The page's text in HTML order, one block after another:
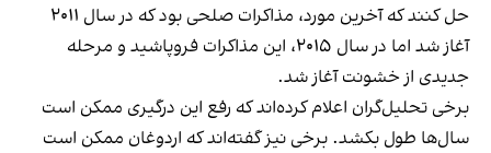
حل کنند که آخرین مورد، مذاکرات صلحی بود که در سال ۲۰۱۱
آغاز شد اما در سال ۲۰۱۵، این مذاکرات فروپاشید و مرحله
جدیدی از خشونت آغاز شد.
برخی تحلیل‌گران اعلام کرده‌اند که رفع این درگیری ممکن است
سال‌ها طول بکشد. برخی نیز گفته‌اند که اردوغان ممکن است